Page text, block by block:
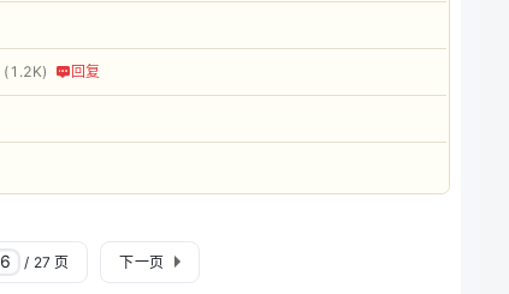
(1.2K) 回复
/ 27 页 下一页